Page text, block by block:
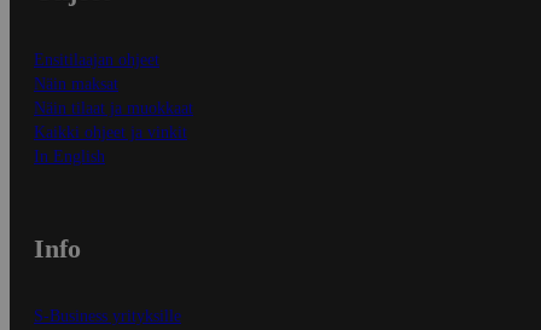
Ensitilaajan ohjeet
Näin maksat
Näin tilaat ja muokkaat
Kaikki ohjeet ja vinkit
In English
Info
S-Business yrityksille